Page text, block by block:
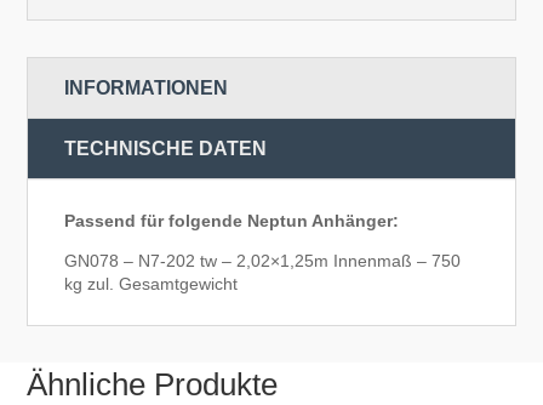
INFORMATIONEN
TECHNISCHE DATEN
Passend für folgende Neptun Anhänger:
GN078 – N7-202 tw – 2,02×1,25m Innenmaß – 750
kg zul. Gesamtgewicht
Ähnliche Produkte